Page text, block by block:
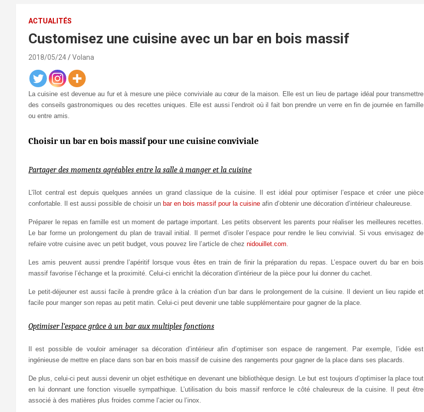
ACTUALITÉS
Customisez une cuisine avec un bar en bois massif
2018/05/24 Volana
La cuisine est devenue au fur et à mesure une pièce conviviale au cœur de la maison. Elle est un lieu de partage idéal pour transmettre
des conseils gastronomiques ou des recettes uniques. Elle est aussi l’endroit où il fait bon prendre un verre en fin de journée en famille
ou entre amis.
Choisir un bar en bois massif pour une cuisine conviviale
Partager des moments agréables entre la salle à manger et la cuisine
L’îlot central est depuis quelques années un grand classique de la cuisine. Il est idéal pour optimiser l’espace et créer une pièce
confortable. Il est aussi possible de choisir un bar en bois massif pour la cuisine afin d’obtenir une décoration d’intérieur chaleureuse.
Préparer le repas en famille est un moment de partage important. Les petits observent les parents pour réaliser les meilleures recettes.
Le bar forme un prolongement du plan de travail initial. Il permet d’isoler l’espace pour rendre le lieu convivial. Si vous envisagez de
refaire votre cuisine avec un petit budget, vous pouvez lire l’article de chez nidouillet.com.
Les amis peuvent aussi prendre l’apéritif lorsque vous êtes en train de finir la préparation du repas. L’espace ouvert du bar en bois
massif favorise l’échange et la proximité. Celui-ci enrichit la décoration d’intérieur de la pièce pour lui donner du cachet.
Le petit-déjeuner est aussi facile à prendre grâce à la création d’un bar dans le prolongement de la cuisine. Il devient un lieu rapide et
facile pour manger son repas au petit matin. Celui-ci peut devenir une table supplémentaire pour gagner de la place.
Optimiser l’espace grâce à un bar aux multiples fonctions
Il est possible de vouloir aménager sa décoration d’intérieur afin d’optimiser son espace de rangement. Par exemple, l’idée est
ingénieuse de mettre en place dans son bar en bois massif de cuisine des rangements pour gagner de la place dans ses placards.
De plus, celui-ci peut aussi devenir un objet esthétique en devenant une bibliothèque design. Le but est toujours d’optimiser la place tout
en lui donnant une fonction visuelle sympathique. L’utilisation du bois massif renforce le côté chaleureux de la cuisine. Il peut être
associé à des matières plus froides comme l’acier ou l’inox.